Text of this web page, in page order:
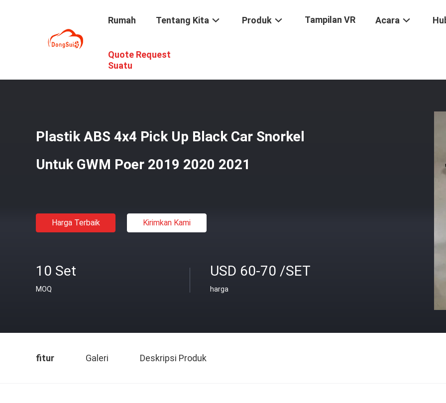
Rumah Tentang Kita Produk Tampilan VR Acara
Quote Request
Suatu
Truk Penjemputan Snorkeling
Plastik ABS 4x4 Pick Up Black Car Snorkel
Untuk GWM Poer 2019 2020 2021
Harga Terbaik Kirimkan Kami
10 Set
MOQ
USD 60-70 /SET
harga
fitur Galeri Deskripsi Produk